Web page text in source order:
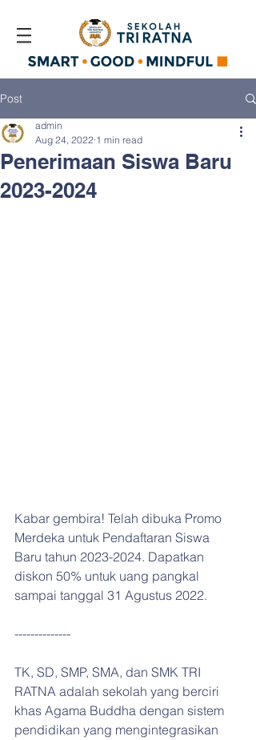
Post
Penerimaan Siswa Baru
2023-2024
admin
Aug 24, 2022 1 min read
Kabar gembira! Telah dibuka Promo
Merdeka untuk Pendaftaran Siswa
Baru tahun 2023-2024. Dapatkan
diskon 50% untuk uang pangkal
sampai tanggal 31 Agustus 2022.
--------------
TK, SD, SMP, SMA, dan SMK TRI
RATNA adalah sekolah yang berciri
khas Agama Buddha dengan sistem
pendidikan yang mengintegrasikan